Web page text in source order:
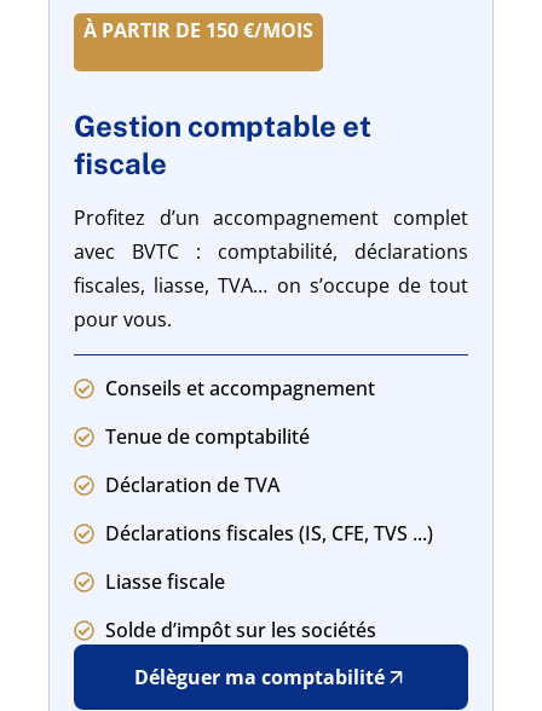
À PARTIR DE 150 €/MOIS
Gestion comptable et
fiscale
Profitez d’un accompagnement complet
avec BVTC : comptabilité, déclarations
fiscales, liasse, TVA… on s’occupe de tout
pour vous.
Conseils et accompagnement
Tenue de comptabilité
Déclaration de TVA
Déclarations fiscales (IS, CFE, TVS ...)
Liasse fiscale
Solde d’impôt sur les sociétés
Délèguer ma comptabilité